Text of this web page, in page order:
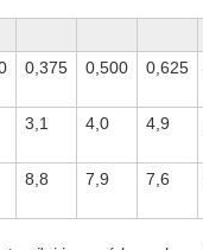
0,375 0,500 0,625
3,1 4,0 4,9
8,8 7,9 7,6